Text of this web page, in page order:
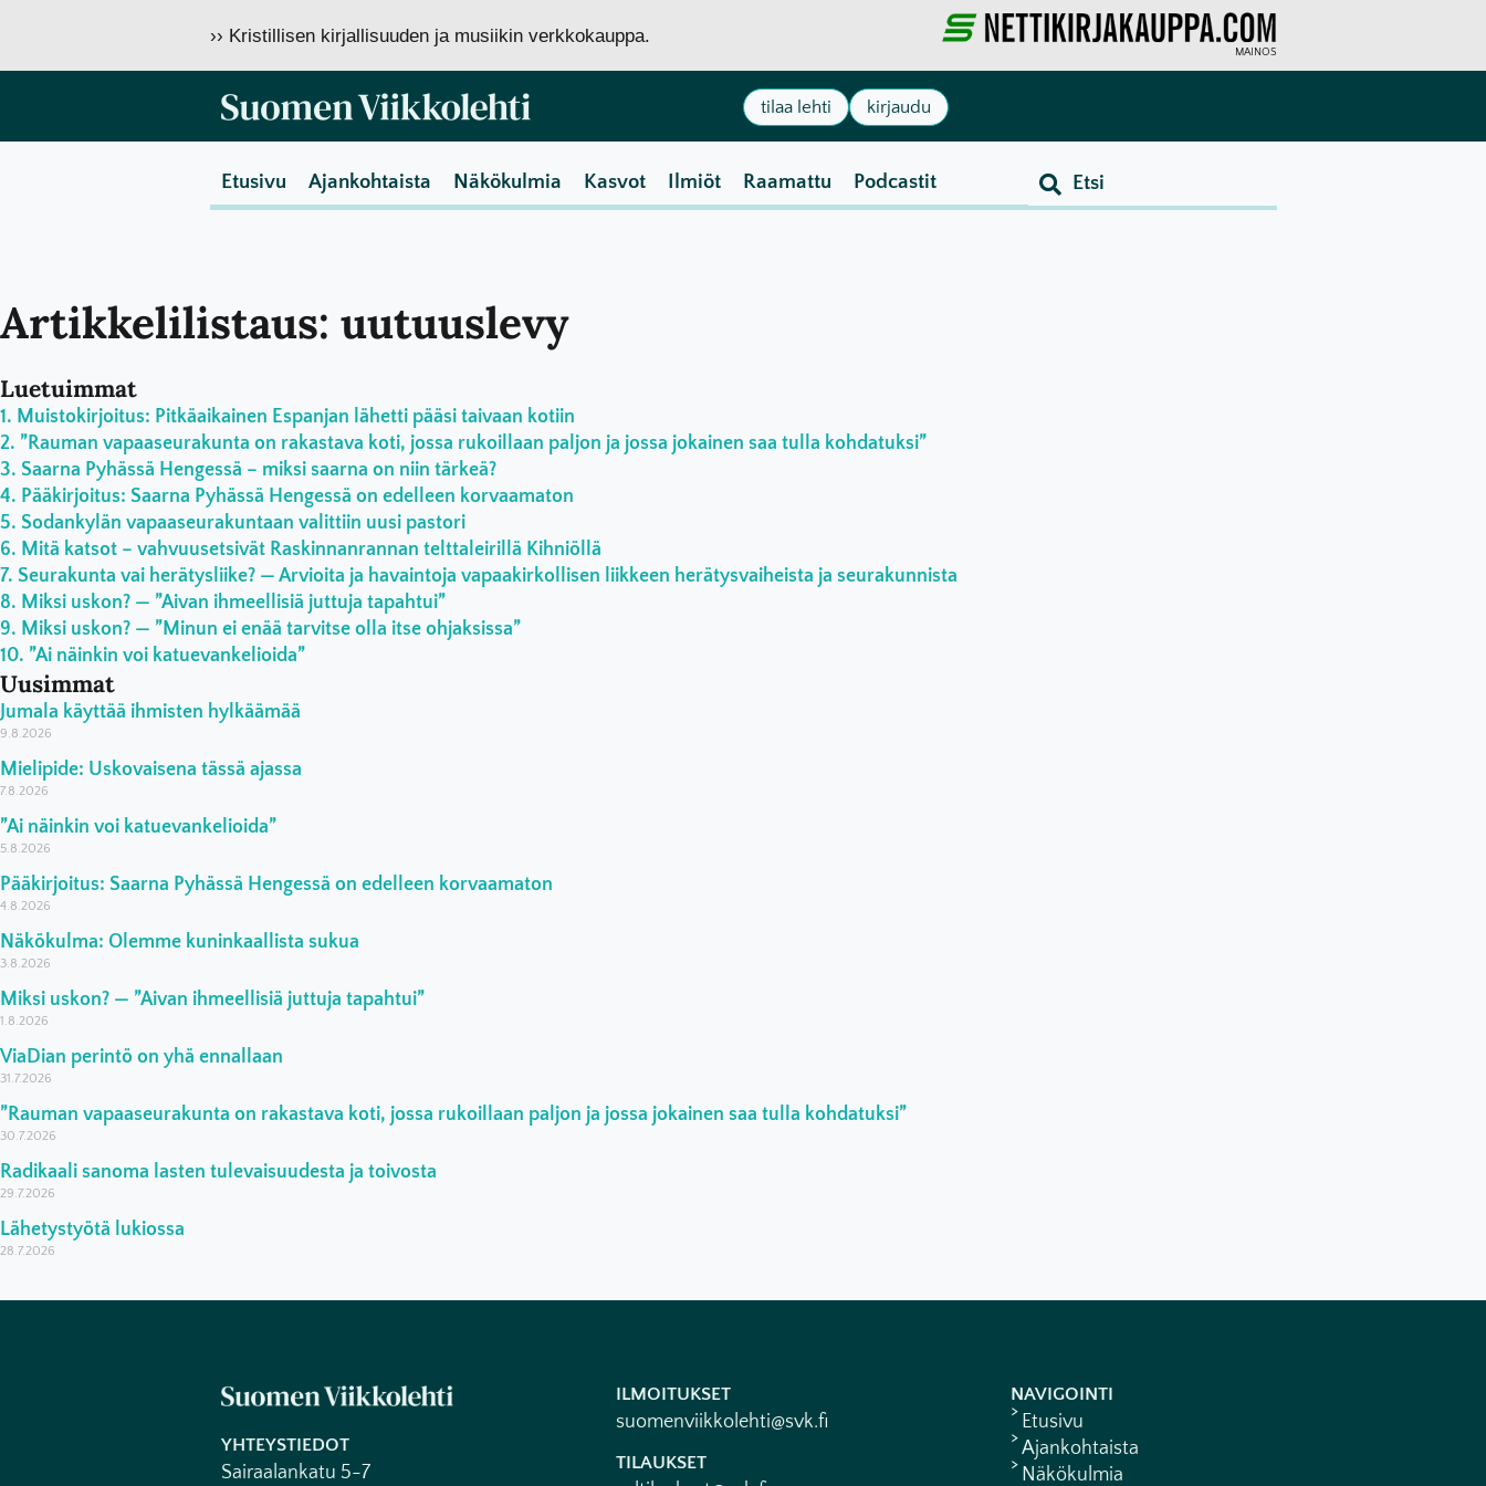
›› Kristillisen kirjallisuuden ja musiikin verkkokauppa.
MAINOS
tilaa lehti kirjaudu
Etusivu Ajankohtaista Näkökulmia Kasvot Ilmiöt Raamattu Podcastit
Artikkelilistaus: uutuuslevy
Luetuimmat
Muistokirjoitus: Pitkäaikainen Espanjan lähetti pääsi taivaan kotiin
”Rauman vapaaseurakunta on rakastava koti, jossa rukoillaan paljon ja jossa jokainen saa tulla kohdatuksi”
Saarna Pyhässä Hengessä – miksi saarna on niin tärkeä?
Pääkirjoitus: Saarna Pyhässä Hengessä on edelleen korvaamaton
Sodankylän vapaaseurakuntaan valittiin uusi pastori
Mitä katsot – vahvuusetsivät Raskinnanrannan telttaleirillä Kihniöllä
Seurakunta vai herätysliike? — Arvioita ja havaintoja vapaakirkollisen liikkeen herätysvaiheista ja seurakunnista
Miksi uskon? — ”Aivan ihmeellisiä juttuja tapahtui”
Miksi uskon? — ”Minun ei enää tarvitse olla itse ohjaksissa”
”Ai näinkin voi katuevankelioida”
Uusimmat
Jumala käyttää ihmisten hylkäämää
9.8.2026
Mielipide: Uskovaisena tässä ajassa
7.8.2026
”Ai näinkin voi katuevankelioida”
5.8.2026
Pääkirjoitus: Saarna Pyhässä Hengessä on edelleen korvaamaton
4.8.2026
Näkökulma: Olemme kuninkaallista sukua
3.8.2026
Miksi uskon? — ”Aivan ihmeellisiä juttuja tapahtui”
1.8.2026
ViaDian perintö on yhä ennallaan
31.7.2026
”Rauman vapaaseurakunta on rakastava koti, jossa rukoillaan paljon ja jossa jokainen saa tulla kohdatuksi”
30.7.2026
Radikaali sanoma lasten tulevaisuudesta ja toivosta
29.7.2026
Lähetystyötä lukiossa
28.7.2026
YHTEYSTIEDOT
Sairaalankatu 5-7
ILMOITUKSET
suomenviikkolehti@svk.fi
TILAUKSET
NAVIGOINTI
Etusivu
Ajankohtaista
Näkökulmia